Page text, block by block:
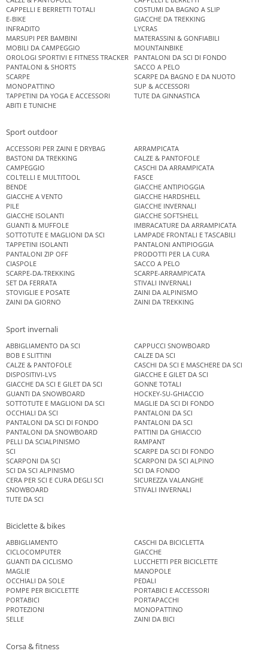
CAPPELLI E BERRETTI TOTALI
COSTUMI DA BAGNO A SLIP
E-BIKE
GIACCHE DA TREKKING
INFRADITO
LYCRAS
MARSUPI PER BAMBINI
MATERASSINI & GONFIABILI
MOBILI DA CAMPEGGIO
MOUNTAINBIKE
OROLOGI SPORTIVI E FITNESS TRACKER
PANTALONI DA SCI DI FONDO
PANTALONI & SHORTS
SACCO A PELO
SCARPE
SCARPE DA BAGNO E DA NUOTO
MONOPATTINO
SUP & ACCESSORI
TAPPETINI DA YOGA E ACCESSORI
TUTE DA GINNASTICA
ABITI E TUNICHE
Sport outdoor
ACCESSORI PER ZAINI E DRYBAG
ARRAMPICATA
BASTONI DA TREKKING
CALZE & PANTOFOLE
CAMPEGGIO
CASCHI DA ARRAMPICATA
COLTELLI E MULTITOOL
FASCE
BENDE
GIACCHE ANTIPIOGGIA
GIACCHE A VENTO
GIACCHE HARDSHELL
PILE
GIACCHE INVERNALI
GIACCHE ISOLANTI
GIACCHE SOFTSHELL
GUANTI & MUFFOLE
IMBRACATURE DA ARRAMPICATA
SOTTOTUTE E MAGLIONI DA SCI
LAMPADE FRONTALI E TASCABILI
TAPPETINI ISOLANTI
PANTALONI ANTIPIOGGIA
PANTALONI ZIP OFF
PRODOTTI PER LA CURA
CIASPOLE
SACCO A PELO
SCARPE-DA-TREKKING
SCARPE-ARRAMPICATA
SET DA FERRATA
STIVALI INVERNALI
STOVIGLIE E POSATE
ZAINI DA ALPINISMO
ZAINI DA GIORNO
ZAINI DA TREKKING
Sport invernali
ABBIGLIAMENTO DA SCI
CAPPUCCI SNOWBOARD
BOB E SLITTINI
CALZE DA SCI
CALZE & PANTOFOLE
CASCHI DA SCI E MASCHERE DA SCI
DISPOSITIVI-LVS
GIACCHE E GILET DA SCI
GIACCHE DA SCI E GILET DA SCI
GONNE TOTALI
GUANTI DA SNOWBOARD
HOCKEY-SU-GHIACCIO
SOTTOTUTE E MAGLIONI DA SCI
MAGLIE DA SCI DI FONDO
OCCHIALI DA SCI
PANTALONI DA SCI
PANTALONI DA SCI DI FONDO
PANTALONI DA SCI
PANTALONI DA SNOWBOARD
PATTINI DA GHIACCIO
PELLI DA SCIALPINISMO
RAMPANT
SCI
SCARPE DA SCI DI FONDO
SCARPONI DA SCI
SCARPONI DA SCI ALPINO
SCI DA SCI ALPINISMO
SCI DA FONDO
CERA PER SCI E CURA DEGLI SCI
SICUREZZA VALANGHE
SNOWBOARD
STIVALI INVERNALI
TUTE DA SCI
Biciclette & bikes
ABBIGLIAMENTO
CASCHI DA BICICLETTA
CICLOCOMPUTER
GIACCHE
GUANTI DA CICLISMO
LUCCHETTI PER BICICLETTE
MAGLIE
MANOPOLE
OCCHIALI DA SOLE
PEDALI
POMPE PER BICICLETTE
PORTABICI E ACCESSORI
PORTABICI
PORTAPACCHI
PROTEZIONI
MONOPATTINO
SELLE
ZAINI DA BICI
Corsa & fitness